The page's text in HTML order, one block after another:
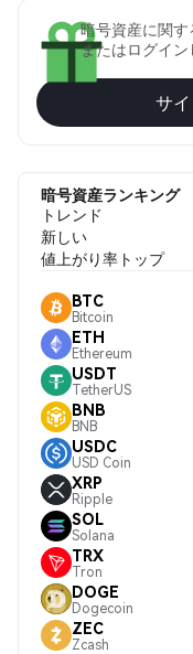
暗号資産に関
またはログイン
サ
暗号資産ランキング
トレンド
新しい
値上がり率トップ
BTC
Bitcoin
ETH
Ethereum
USDT
TetherUS
BNB
BNB
USDC
USD Coin
XRP
Ripple
SOL
Solana
TRX
Tron
DOGE
Dogecoin
ZEC
Zcash